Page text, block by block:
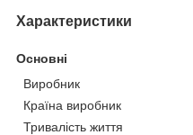
Характеристики
Основні
Виробник
Країна виробник
Тривалість життя